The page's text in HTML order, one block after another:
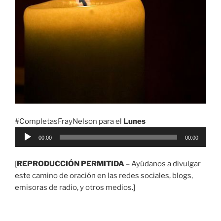
#CompletasFrayNelson para el Lunes
Reproductor
00:00 00:00
[ REPRODUCCIÓN PERMITIDA – Ayúdanos a divulgar
este camino de oración en las redes sociales, blogs,
emisoras de radio, y otros medios.]